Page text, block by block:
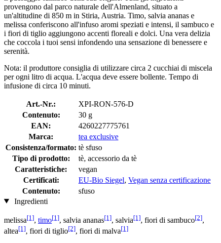
provengono dal parco naturale dell'Almenland, situato a
un'altitudine di 850 m in Stiria, Austria. Timo, salvia ananas e
melissa conferiscono all'infuso aromi speziati e intensi, il sambuco e
i fiori di tiglio aggiungono accenti floreali e dolci. Una vera delizia
che coccola i tuoi sensi infondendo una sensazione di benessere e
serenità.
Nota: il produttore consiglia di utilizzare circa 2 cucchiai di miscela
per ogni litro di acqua. L'acqua deve essere bollente. Tempo di
infusione di circa 10 minuti.
Art.-Nr.:
XPI-RON-576-D
Contenuto:
30 g
EAN:
4260227775761
Marca:
tea exclusive
Consistenza/formato: tè sfuso
Tipo di prodotto:
tè, accessorio da tè
Caratteristiche:
vegan
Certificati:
EU-Bio Siegel, Vegan senza certificazione
Contenuto:
sfuso
Ingredienti
melissa[1], timo[1], salvia ananas[1], salvia[1], fiori di sambuco[2],
altea[1], fiori di tiglio[2], fiori di malva[1]